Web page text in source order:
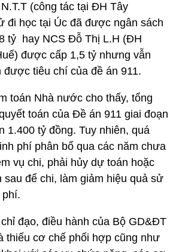
(công tác tại ĐH Tây
đi học tại Úc đã được ngân sách
tỷ hay NCS Đỗ Thị L.H (ĐH
được cấp 1,5 tỷ nhưng vẫn
được tiêu chí của đề án 911.
toán Nhà nước cho thấy, tổng
toán của Đề án 911 giai đoạn
1.400 tỷ đồng. Tuy nhiên, quá
phí phân bổ qua các năm chưa
vụ chi, phải hủy dự toán hoặc
sau để chi, làm giảm hiệu quả sử
phí.
đạo, điều hành của Bộ GD&ĐT
thiếu cơ chế phối hợp cũng như